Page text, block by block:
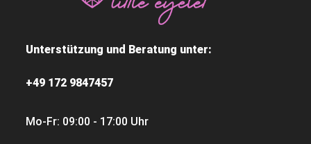
Unterstützung und Beratung unter:
+49 172 9847457
Mo-Fr: 09:00 - 17:00 Uhr